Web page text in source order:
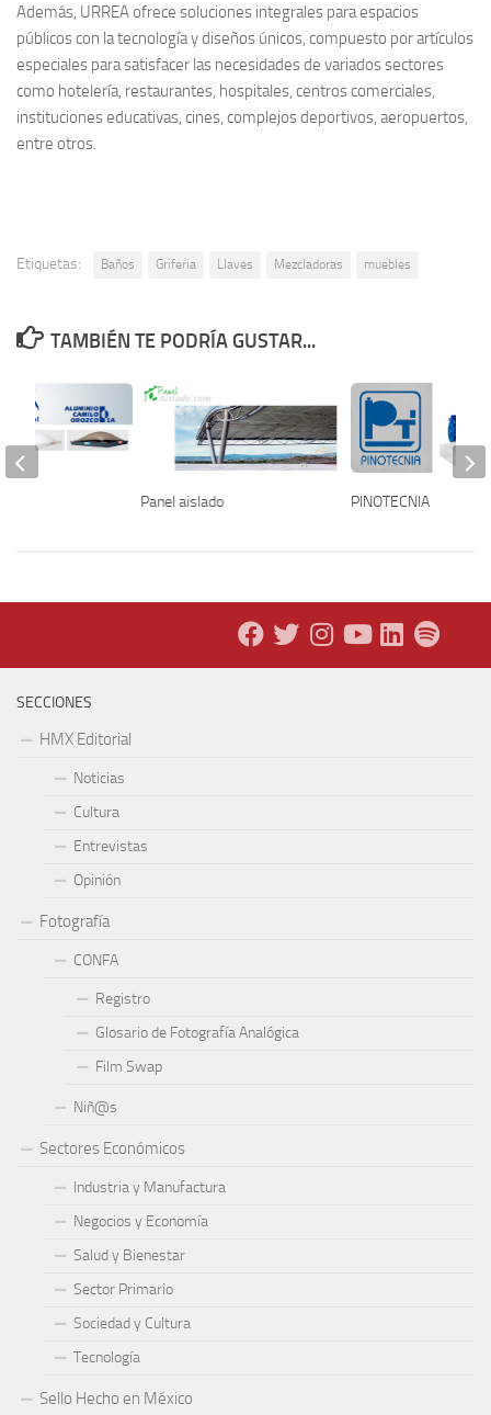
Además, URREA ofrece soluciones integrales para espacios
públicos con la tecnología y diseños únicos, compuesto por artículos
especiales para satisfacer las necesidades de variados sectores
como hotelería, restaurantes, hospitales, centros comerciales,
instituciones educativas, cines, complejos deportivos, aeropuertos,
entre otros.
Etiquetas: Baños Griferia Llaves Mezcladoras muebles
TAMBIÉN TE PODRÍA GUSTAR...
Panel aislado PINOTECNIA
SECCIONES
HMX Editorial
Noticias
Cultura
Entrevistas
Opinión
Fotografía
CONFA
Registro
Glosario de Fotografía Analógica
Film Swap
Niñ@s
Sectores Económicos
Industria y Manufactura
Negocios y Economía
Salud y Bienestar
Sector Primario
Sociedad y Cultura
Tecnología
Sello Hecho en México